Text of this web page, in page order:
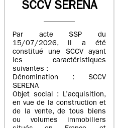
SCCV SERENA
Par acte SSP du
15/07/2026, il a été
constitué une SCCV ayant
les caractéristiques
suivantes :
Dénomination : SCCV
SERENA
Objet social : L’acquisition,
en vue de la construction et
de la vente, de tous biens
ou volumes immobiliers